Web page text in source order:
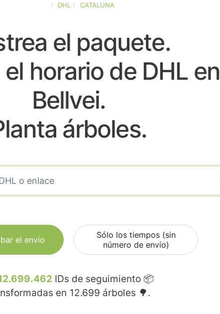
DHL CATALUNA
el paquete.
horario de DHL en
Bellvei.
árboles.
el envío
Sólo los tiempos (sin
número de envío)
IDs de seguimiento 📦
en 12.699 árboles 🌳.